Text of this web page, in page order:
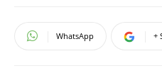
WhatsApp +